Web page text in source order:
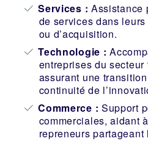
Services : Assistance
de services dans
ou d’acquisition.
Technologie :
entreprises du
assurant une
continuité de
Commerce : Support
commerciales, aidant
repreneurs